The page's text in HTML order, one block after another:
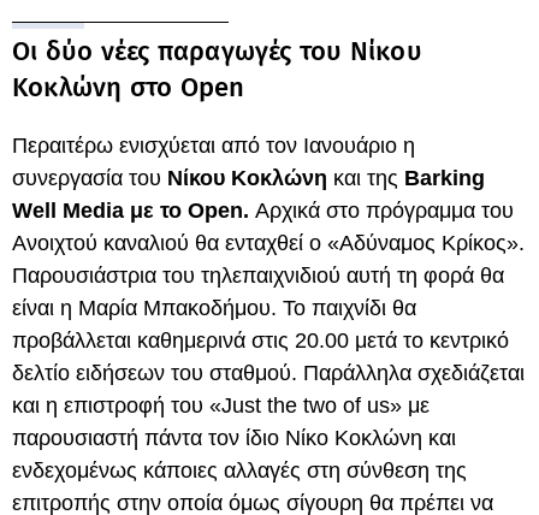
Οι δύο νέες παραγωγές του Νίκου
Κοκλώνη στο Open
Περαιτέρω ενισχύεται από τον Ιανουάριο η
συνεργασία του Νίκου Κοκλώνη και της Barking
Well Media με το Open. Αρχικά στο πρόγραμμα του
Ανοιχτού καναλιού θα ενταχθεί ο «Αδύναμος Κρίκος».
Παρουσιάστρια του τηλεπαιχνιδιού αυτή τη φορά θα
είναι η Μαρία Μπακοδήμου. Το παιχνίδι θα
προβάλλεται καθημερινά στις 20.00 μετά το κεντρικό
δελτίο ειδήσεων του σταθμού. Παράλληλα σχεδιάζεται
και η επιστροφή του «Just the two of us» με
παρουσιαστή πάντα τον ίδιο Νίκο Κοκλώνη και
ενδεχομένως κάποιες αλλαγές στη σύνθεση της
επιτροπής στην οποία όμως σίγουρη θα πρέπει να